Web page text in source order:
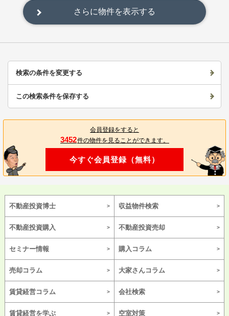
さらに物件を表示する
検索の条件を変更する
この検索条件を保存する
会員登録をすると
3452件の物件を見ることができます。
今すぐ会員登録（無料）
不動産投資博士 収益物件検索
不動産投資購入 不動産投資売却
セミナー情報 購入コラム
売却コラム 大家さんコラム
賃貸経営コラム 会社検索
賃貸経営を学ぶ 空室対策